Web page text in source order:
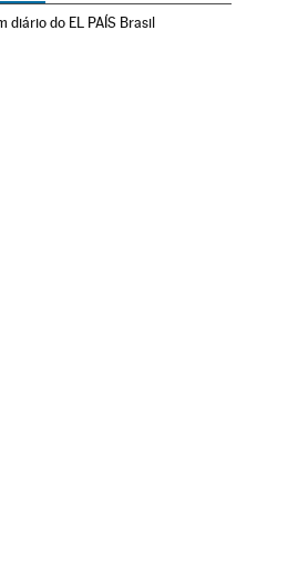
diário do EL PAÍS Brasil